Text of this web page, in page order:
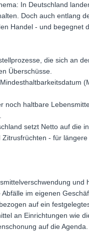
In Deutschland
Doch auch entlang
Handel - und begegnet
die sich an
Überschüsse.
haltbare
setzt Netto auf die
- für
und
im eigenen
auf ein
an Einrichtungen wie
auf die